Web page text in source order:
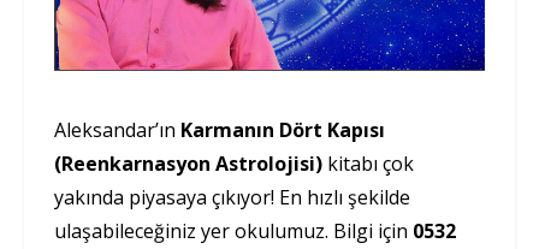
Aleksandar’ın Karmanın Dört Kapısı
(Reenkarnasyon Astrolojisi) kitabı çok
yakında piyasaya çıkıyor! En hızlı şekilde
ulaşabileceğiniz yer okulumuz. Bilgi için 0532